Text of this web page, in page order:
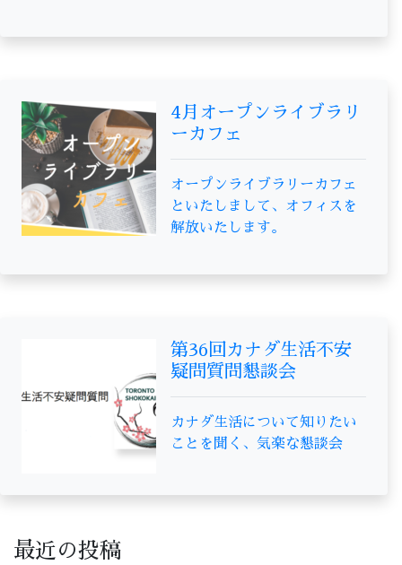
4月オープンライブラリ
ーカフェ
オープンライブラリーカフェ
といたしまして、オフィスを
解放いたします。
第36回カナダ生活不安
疑問質問懇談会
カナダ生活について知りたい
ことを聞く、気楽な懇談会
最近の投稿